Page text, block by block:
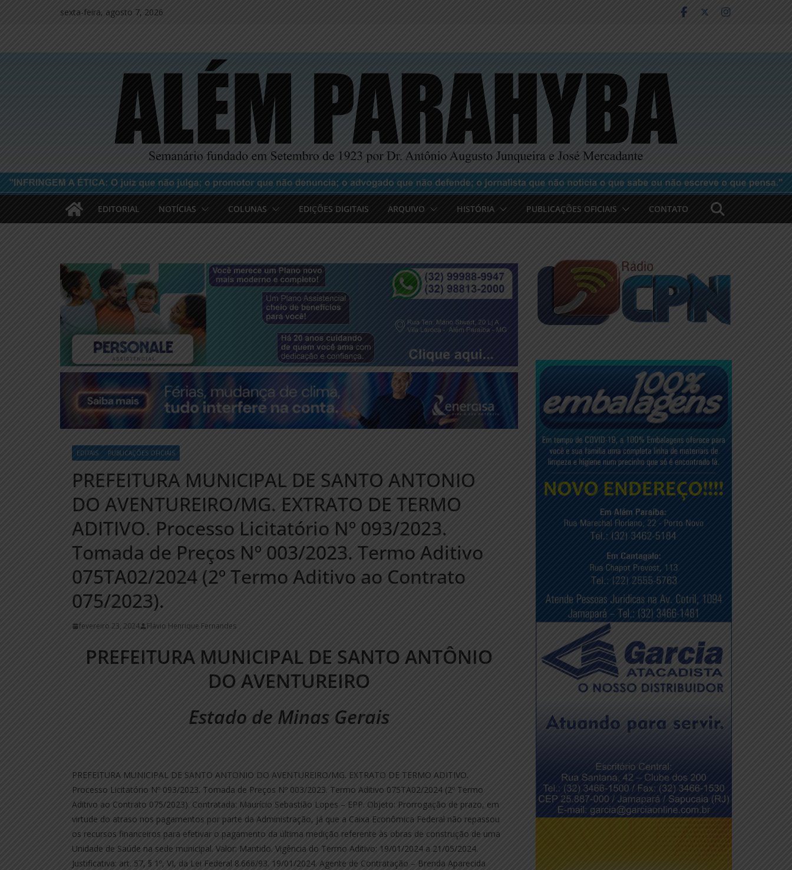
sexta-feira, agosto 7, 2026
EDITORIAL NOTÍCIAS COLUNAS EDIÇÕES DIGITAIS ARQUIVO HISTÓRIA PUBLICAÇÕES OFICIAIS CONTATO
EDITAIS PUBLICAÇÕES OFICIAIS
PREFEITURA MUNICIPAL DE SANTO ANTONIO
DO AVENTUREIRO/MG. EXTRATO DE TERMO
ADITIVO. Processo Licitatório Nº 093/2023.
Tomada de Preços Nº 003/2023. Termo Aditivo
075TA02/2024 (2º Termo Aditivo ao Contrato
075/2023).
fevereiro 23, 2024 Flávio Henrique Fernandes
PREFEITURA MUNICIPAL DE SANTO ANTÔNIO
DO AVENTUREIRO
Estado de Minas Gerais
PREFEITURA MUNICIPAL DE SANTO ANTONIO DO AVENTUREIRO/MG. EXTRATO DE TERMO ADITIVO.
Processo Licitatório Nº 093/2023. Tomada de Preços Nº 003/2023. Termo Aditivo 075TA02/2024 (2º Termo
Aditivo ao Contrato 075/2023). Contratada: Maurício Sebastião Lopes – EPP. Objeto: Prorrogação de prazo, em
virtude do atraso nos pagamentos por parte da Administração, já que a Caixa Econômica Federal não repassou
os recursos financeiros para efetivar o pagamento da última medição referente às obras de construção de uma
Unidade de Saúde na sede municipal. Valor: Mantido. Vigência do Termo Aditivo: 19/01/2024 a 21/05/2024.
Justificativa: art. 57, § 1º, VI, da Lei Federal 8.666/93. 19/01/2024. Agente de Contratação – Brenda Aparecida